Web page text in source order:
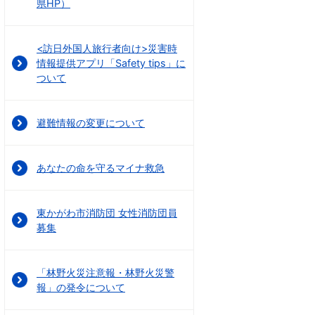
県HP）
<訪日外国人旅行者向け>災害時
情報提供アプリ「Safety tips」に
ついて
避難情報の変更について
あなたの命を守るマイナ救急
東かがわ市消防団 女性消防団員
募集
「林野火災注意報・林野火災警
報」の発令について